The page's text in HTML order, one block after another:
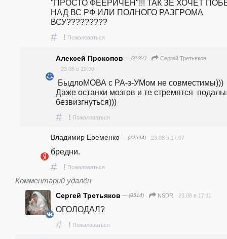
"ПРОСТО ФЕЕРИЧЕН"!!! ТАК ЗЕ ХОЧЕТ
НАД ВС РФ ИЛИ ПОЛНОГО РАЗГРОМА
ВСУ?????????
# ! Пожаловаться
Алексей Прокопов — (3937)
Сергей Третьяков
23.08 в 19:09
Даже останки мозгов и те стремятся
безвизгнуться)))
# ! Пожаловаться
Владимир Еременко — (22594) 23.08 в 17:07
бредни.
# ! Пожаловаться
Комментарий удалён
Сергей Третьяков — (8514) NSDR 23.08 в 17:11
ОГОЛОДАЛ?
# ! Пожаловаться